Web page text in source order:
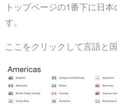
トップページの1番下に日
す。
ここをクリックして言語と